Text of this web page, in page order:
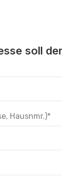
soll
Hausnmr.)*